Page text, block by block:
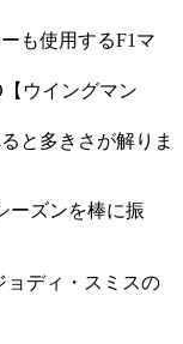
も使用するF1マ
ウイングマン
と多きさが解りま
ーズンを棒に振
ョディ・スミスの